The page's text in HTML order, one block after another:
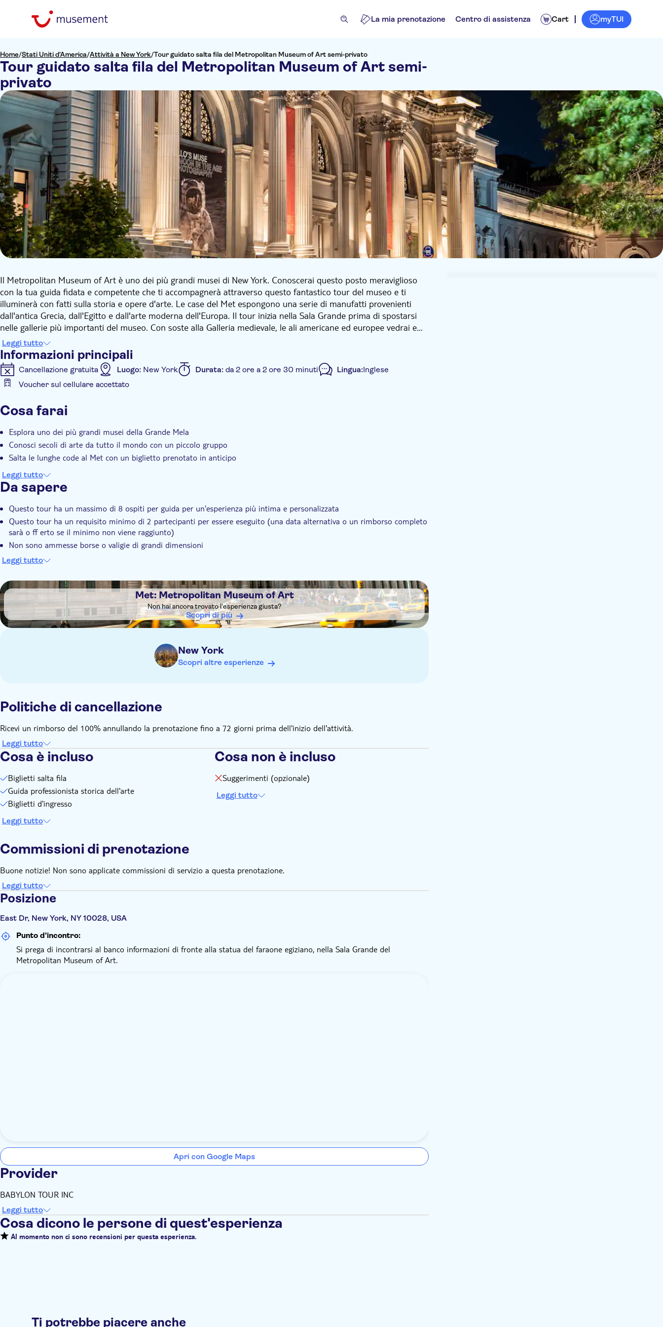
La mia prenotazione Centro di assistenza Cart myTUI
Home/Stati Uniti d'America/Attività a New York/Tour guidato salta fila del Metropolitan Museum of Art semi-privato
Tour guidato salta fila del Metropolitan Museum of Art semi-
privato
Il Metropolitan Museum of Art è uno dei più grandi musei di New York. Conoscerai questo posto meraviglioso
con la tua guida fidata e competente che ti accompagnerà attraverso questo fantastico tour del museo e ti
illuminerà con fatti sulla storia e opere d'arte. Le case del Met espongono una serie di manufatti provenienti
dall'antica Grecia, dall'Egitto e dall'arte moderna dell'Europa. Il tour inizia nella Sala Grande prima di spostarsi
nelle gallerie più importanti del museo. Con soste alla Galleria medievale, le ali americane ed europee vedrai e
imparerai a conoscere vari pittori e dipinti iconici.
Leggi tutto
Informazioni principali
Cancellazione gratuita Luogo: New York Durata: da 2 ore a 2 ore 30 minuti Lingua:Inglese
Voucher sul cellulare accettato
Conferma istantanea
Voucher elettronico
Tour privato
Cosa farai
Esplora uno dei più grandi musei della Grande Mela
Conosci secoli di arte da tutto il mondo con un piccolo gruppo
Salta le lunghe code al Met con un biglietto prenotato in anticipo
Leggi tutto
Da sapere
Questo tour ha un massimo di 8 ospiti per guida per un'esperienza più intima e personalizzata
Questo tour ha un requisito minimo di 2 partecipanti per essere eseguito (una data alternativa o un rimborso completo
sarà o ﬀ erto se il minimo non viene raggiunto)
Non sono ammesse borse o valigie di grandi dimensioni
È coinvolta una moderata quantità di deambulazione
In questo caso, agli ospiti verrà fornita un'alternativa appropriata se l'orario di apertura del museo è ritardato di oltre 1
ora dall'orario di inizio del tour
Leggi tutto
DSA1Met: Metropolitan Museum of Art
Met: Metropolitan Museum of Art
Non hai ancora trovato l'esperienza giusta?
Scopri di più
New York
Scopri altre esperienze
Politiche di cancellazione
Ricevi un rimborso del 100% annullando la prenotazione fino a 72 giorni prima dell'inizio dell'attività.
Leggi tutto
Cosa è incluso
Biglietti salta fila
Guida professionista storica dell'arte
Biglietti d'ingresso
Leggi tutto
Cosa non è incluso
Suggerimenti (opzionale)
Leggi tutto
Commissioni di prenotazione
Buone notizie! Non sono applicate commissioni di servizio a questa prenotazione.
Leggi tutto
Posizione
East Dr, New York, NY 10028, USA
Punto d'incontro:
Si prega di incontrarsi al banco informazioni di fronte alla statua del faraone egiziano, nella Sala Grande del
Metropolitan Museum of Art.
Apri con Google Maps
Provider
BABYLON TOUR INC
Leggi tutto
Cosa dicono le persone di quest'esperienza
Al momento non ci sono recensioni per questa esperienza.
Ti potrebbe piacere anche